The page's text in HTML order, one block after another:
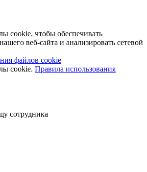
cookie, чтобы обеспечивать
веб-сайта и анализировать сетевой
файлов cookie
cookie. Правила использования
сотрудника